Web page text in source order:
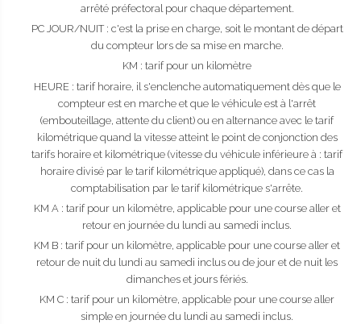
arrêté préfectoral pour chaque département.
PC JOUR/NUIT : c'est la prise en charge, soit le montant de départ
du compteur lors de sa mise en marche.
KM : tarif pour un kilomètre
HEURE : tarif horaire, il s'enclenche automatiquement dès que le
compteur est en marche et que le véhicule est à l'arrêt
(embouteillage, attente du client) ou en alternance avec le tarif
kilométrique quand la vitesse atteint le point de conjonction des
tarifs horaire et kilométrique (vitesse du véhicule inférieure à : tarif
horaire divisé par le tarif kilométrique appliqué), dans ce cas la
comptabilisation par le tarif kilométrique s'arrête.
KM A : tarif pour un kilomètre, applicable pour une course aller et
retour en journée du lundi au samedi inclus.
KM B : tarif pour un kilomètre, applicable pour une course aller et
retour de nuit du lundi au samedi inclus ou de jour et de nuit les
dimanches et jours fériés.
KM C : tarif pour un kilomètre, applicable pour une course aller
simple en journée du lundi au samedi inclus.